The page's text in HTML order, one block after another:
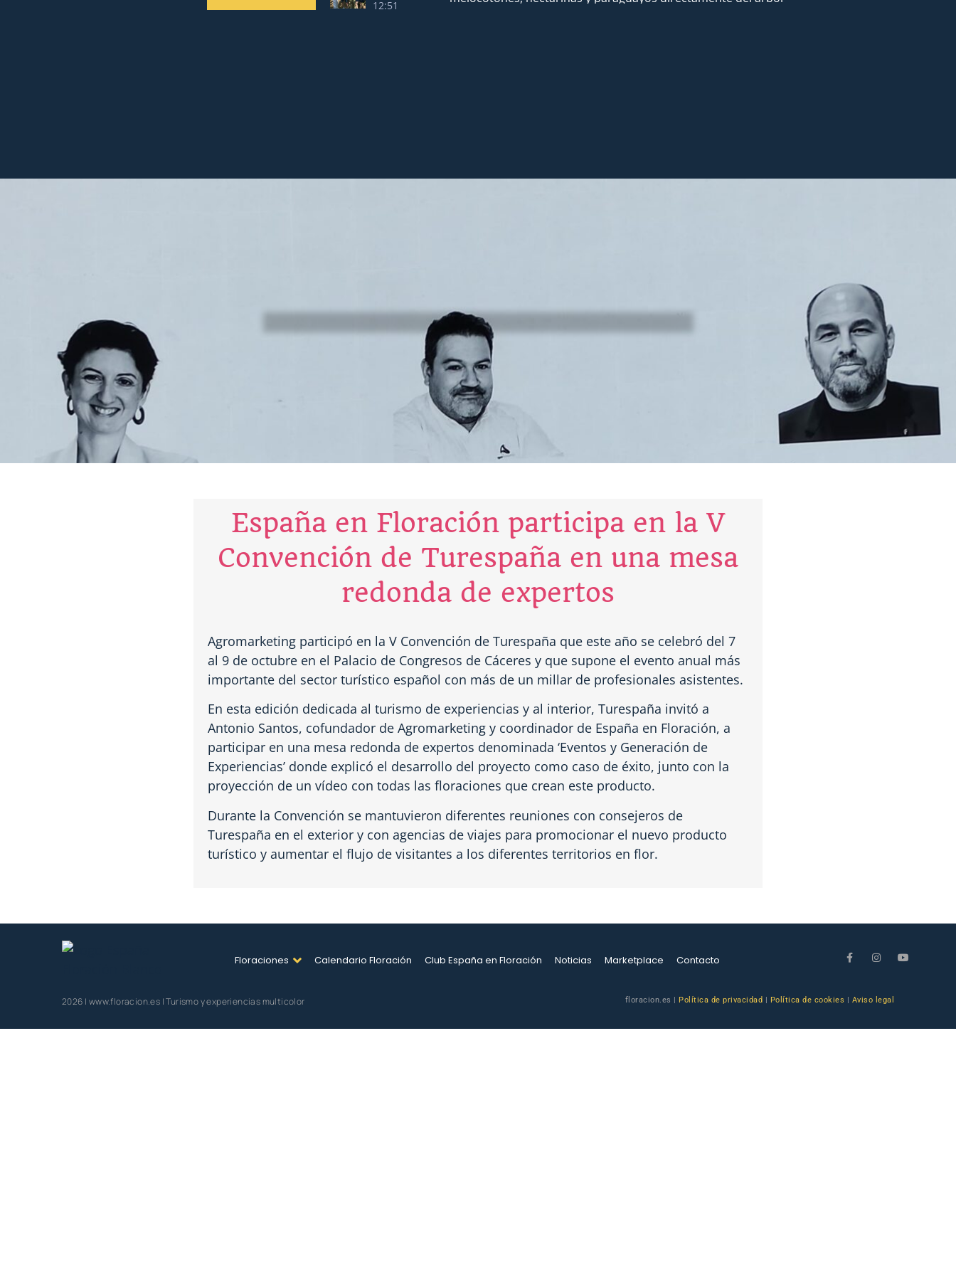
12:51
España en Floración participa en la V
Convención de Turespaña en una mesa
redonda de expertos
Agromarketing participó en la V Convención de Turespaña que este año se celebró del 7
al 9 de octubre en el Palacio de Congresos de Cáceres y que supone el evento anual más
importante del sector turístico español con más de un millar de profesionales asistentes.
En esta edición dedicada al turismo de experiencias y al interior, Turespaña invitó a
Antonio Santos, cofundador de Agromarketing y coordinador de España en Floración, a
participar en una mesa redonda de expertos denominada ‘Eventos y Generación de
Experiencias’ donde explicó el desarrollo del proyecto como caso de éxito, junto con la
proyección de un vídeo con todas las floraciones que crean este producto.
Durante la Convención se mantuvieron diferentes reuniones con consejeros de
Turespaña en el exterior y con agencias de viajes para promocionar el nuevo producto
turístico y aumentar el flujo de visitantes a los diferentes territorios en flor.
Floraciones Calendario Floración Club España en Floración Noticias Marketplace Contacto
2026 | www.floracion.es | Turismo y experiencias multicolor floracion.es | Política de privacidad Política de cookies Aviso legal